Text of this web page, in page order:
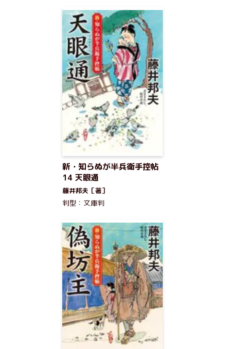
新・知らぬが半兵衛手控帖
14 天眼通
藤井邦夫［著］
判型：文庫判